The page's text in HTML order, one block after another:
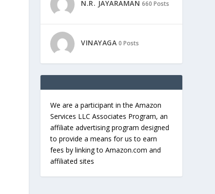
N.R. JAYARAMAN 660 Posts
VINAYAGA 0 Posts
We are a participant in the Amazon
Services LLC Associates Program, an
affiliate advertising program designed
to provide a means for us to earn
fees by linking to Amazon.com and
affiliated sites